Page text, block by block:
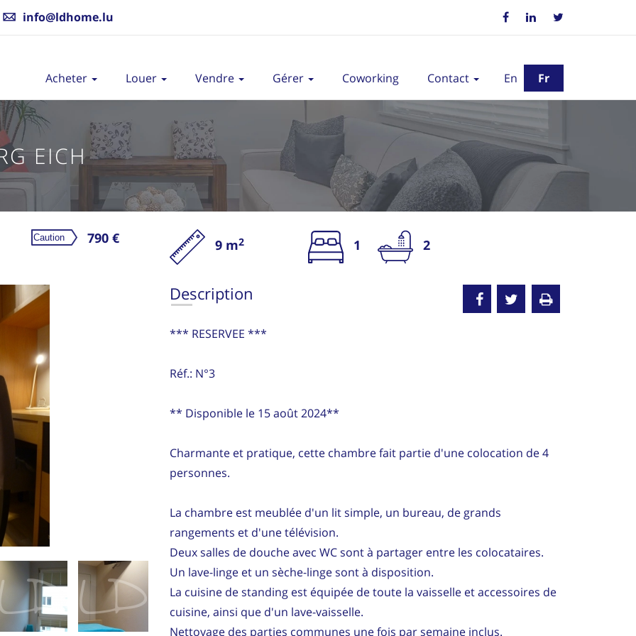
info@ldhome.lu
En Fr
Acheter Louer Vendre Gérer Coworking Contact
EICH
790 € 9 m2 1 2
Loué
Description
*** RESERVEE ***
Réf.: N°3
** Disponible le 15 août 2024**
Charmante et pratique, cette chambre fait partie d'une colocation de 4
personnes.
La chambre est meublée d'un lit simple, un bureau, de grands
rangements et d'une télévision.
Deux salles de douche avec WC sont à partager entre les colocataires.
Un lave-linge et un sèche-linge sont à disposition.
La cuisine de standing est équipée de toute la vaisselle et accessoires de
cuisine, ainsi que d'un lave-vaisselle.
Nettoyage des parties communes une fois par semaine inclus.